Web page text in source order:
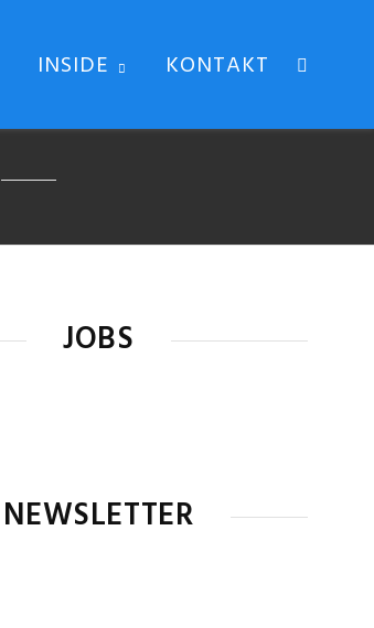
INSIDE KONTAKT
JOBS
NEWSLETTER